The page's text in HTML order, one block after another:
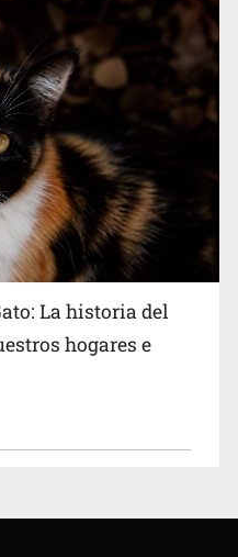
La historia del
hogares e